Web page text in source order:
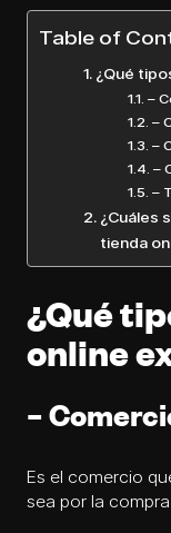
Table of
¿Qué
–
–
–
–
–
¿Cuáles
tienda
¿Qué
online
–
Es el comercio
sea por la